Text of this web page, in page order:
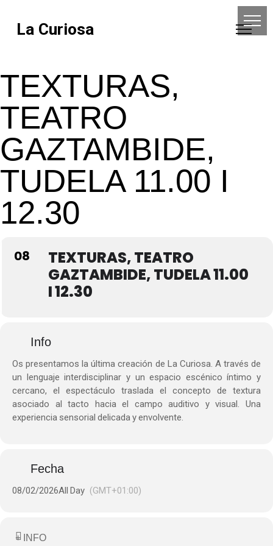
La Curiosa
TEXTURAS,
TEATRO
GAZTAMBIDE,
TUDELA 11.00 I
12.30
08
TEXTURAS, TEATRO
GAZTAMBIDE, TUDELA 11.00
I 12.30
Info
Os presentamos la última creación de La Curiosa. A través de
un lenguaje interdisciplinar y un espacio escénico íntimo y
cercano, el espectáculo traslada el concepto de textura
asociado al tacto hacia el campo auditivo y visual. Una
experiencia sensorial delicada y envolvente.
Fecha
08/02/2026All Day (GMT+01:00)
+ INFO